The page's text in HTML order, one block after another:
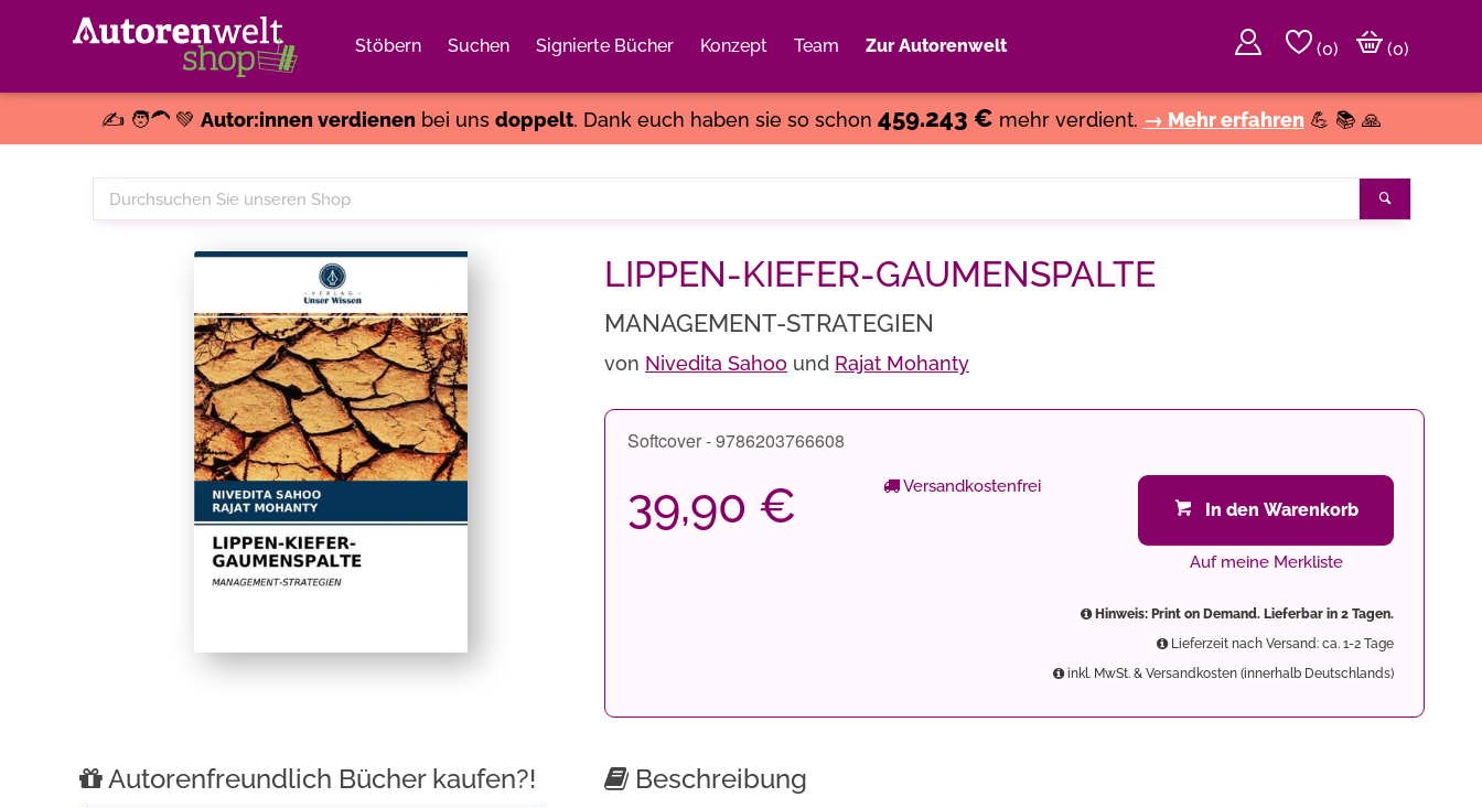
Stöbern Suchen Signierte Bücher Konzept Team Zur Autorenwelt (0)
(0)
✍️ 🧑‍🦱 💚 Autor:innen verdienenbei uns doppelt. Dank euch haben sie so schon 459.243 € mehr verdient. → Mehr erfahren 💪 📚 🙏
Durchsuchen
Sie
LIPPEN-KIEFER-GAUMENSPALTE
MANAGEMENT-STRATEGIEN
von Nivedita Sahoo und Rajat Mohanty
Softcover - 9786203766608
39,90 € Versandkostenfrei
In den Warenkorb
Auf meine Merkliste
Hinweis: Print on Demand. Lieferbar in 2 Tagen.
Lieferzeit nach Versand: ca. 1-2 Tage
inkl. MwSt. & Versandkosten (innerhalb Deutschlands)
Autorenfreundlich Bücher kaufen?! Beschreibung